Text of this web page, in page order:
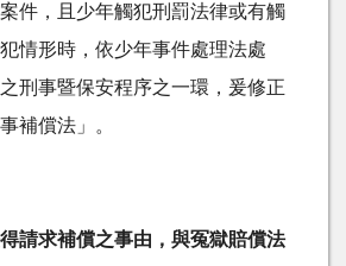
件，且少年觸犯刑罰法律或有觸
情形時，依少年事件處理法處
刑事暨保安程序之一環，爰修正
補償法」。
請求補償之事由，與冤獄賠償法